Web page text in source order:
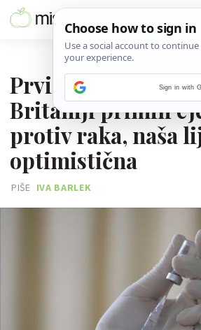
Prvi pacijenti u
Britaniji primili
protiv raka, naša
optimistična
PIŠE IVA BARLEK
Sign in with